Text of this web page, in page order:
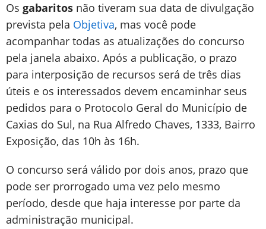
Os gabaritos não tiveram sua data de divulgação
prevista pela Objetiva, mas você pode
acompanhar todas as atualizações do concurso
pela janela abaixo. Após a publicação, o prazo
para interposição de recursos será de três dias
úteis e os interessados devem encaminhar seus
pedidos para o Protocolo Geral do Município de
Caxias do Sul, na Rua Alfredo Chaves, 1333, Bairro
Exposição, das 10h às 16h.
O concurso será válido por dois anos, prazo que
pode ser prorrogado uma vez pelo mesmo
período, desde que haja interesse por parte da
administração municipal.